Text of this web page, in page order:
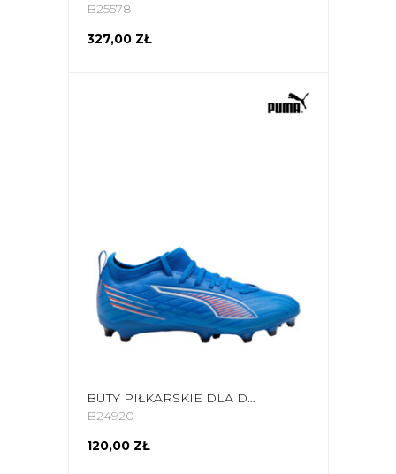
B25578
327,00 ZŁ
BUTY PIŁKARSKIE DLA DZIECI PUMA ULTRA 6 MATCH FG/AG 108515 01
B24920
120,00 ZŁ